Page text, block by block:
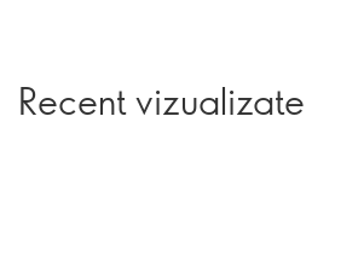
Recent vizualizate